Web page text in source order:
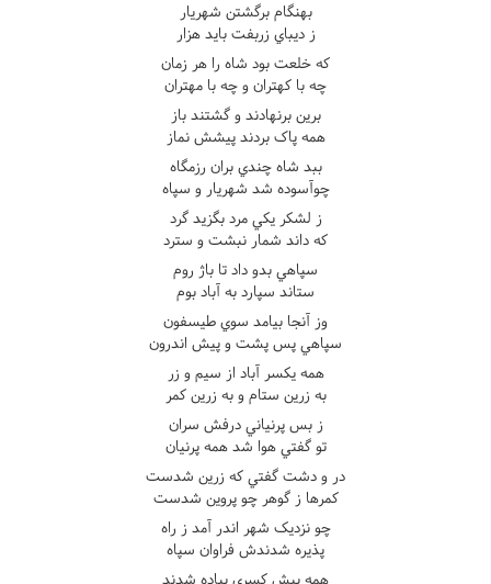
بهنگام برگشتن شهريار
ز ديباي زربفت بايد هزار
که خلعت بود شاه را هر زمان
چه با کهتران و چه با مهتران
برين برنهادند و گشتند باز
همه پاک بردند پيشش نماز
ببد شاه چندي بران رزمگاه
چوآسوده شد شهريار و سپاه
ز لشکر يکي مرد بگزيد گرد
که داند شمار نبشت و سترد
سپاهي بدو داد تا باژ روم
ستاند سپارد به آباد بوم
وز آنجا بيامد سوي طيسفون
سپاهي پس پشت و پيش اندرون
همه يکسر آباد از سيم و زر
به زرين ستام و به زرين کمر
ز بس پرنياني درفش سران
تو گفتي هوا شد همه پرنيان
در و دشت گفتي که زرين شدست
کمرها ز گوهر چو پروين شدست
چو نزديک شهر اندر آمد ز راه
پذيره شدندش فراوان سپاه
همه پيش کسري پياده شدند